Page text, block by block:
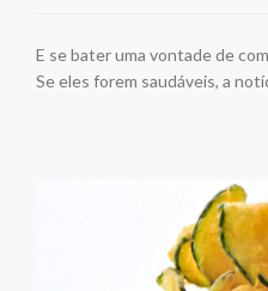
E se bater uma vontade de
Se eles forem saudáveis, a